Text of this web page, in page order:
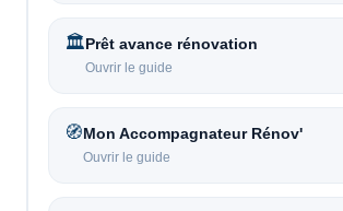
🏛️Prêt avance rénovation
Ouvrir le guide
🧭Mon Accompagnateur Rénov'
Ouvrir le guide